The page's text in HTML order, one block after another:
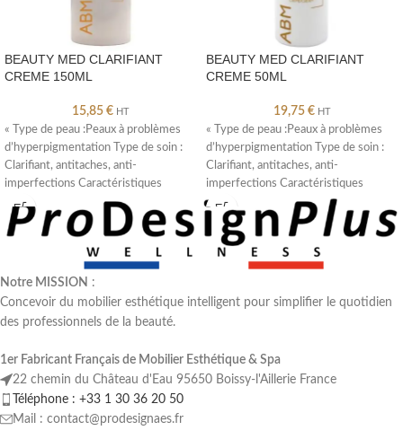
BEAUTY MED CLARIFIANT
CREME 150ML
15,85 € HT
« Type de peau :Peaux à problèmes
d’hyperpigmentation Type de soin :
Clarifiant, antitaches, anti-
imperfections Caractéristiques
:Apporte des effets clarifiants
immédiats
BEAUTY MED CLARIFIANT
CREME 50ML
19,75 € HT
« Type de peau :Peaux à problèmes
d’hyperpigmentation Type de soin :
Clarifiant, antitaches, anti-
imperfections Caractéristiques
:Apporte des effets clarifiants
immédiats
Notre MISSION :
Concevoir du mobilier esthétique intelligent pour simplifier le quotidien
des professionnels de la beauté.
1er Fabricant Français de Mobilier Esthétique & Spa
22 chemin du Château d'Eau 95650 Boissy-l'Aillerie France
Téléphone : +33 1 30 36 20 50
Mail : contact@prodesignaes.fr